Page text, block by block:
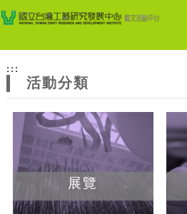
網
站
主
題
跳到主要內容
網站導覽
:::
活動分類
展覽